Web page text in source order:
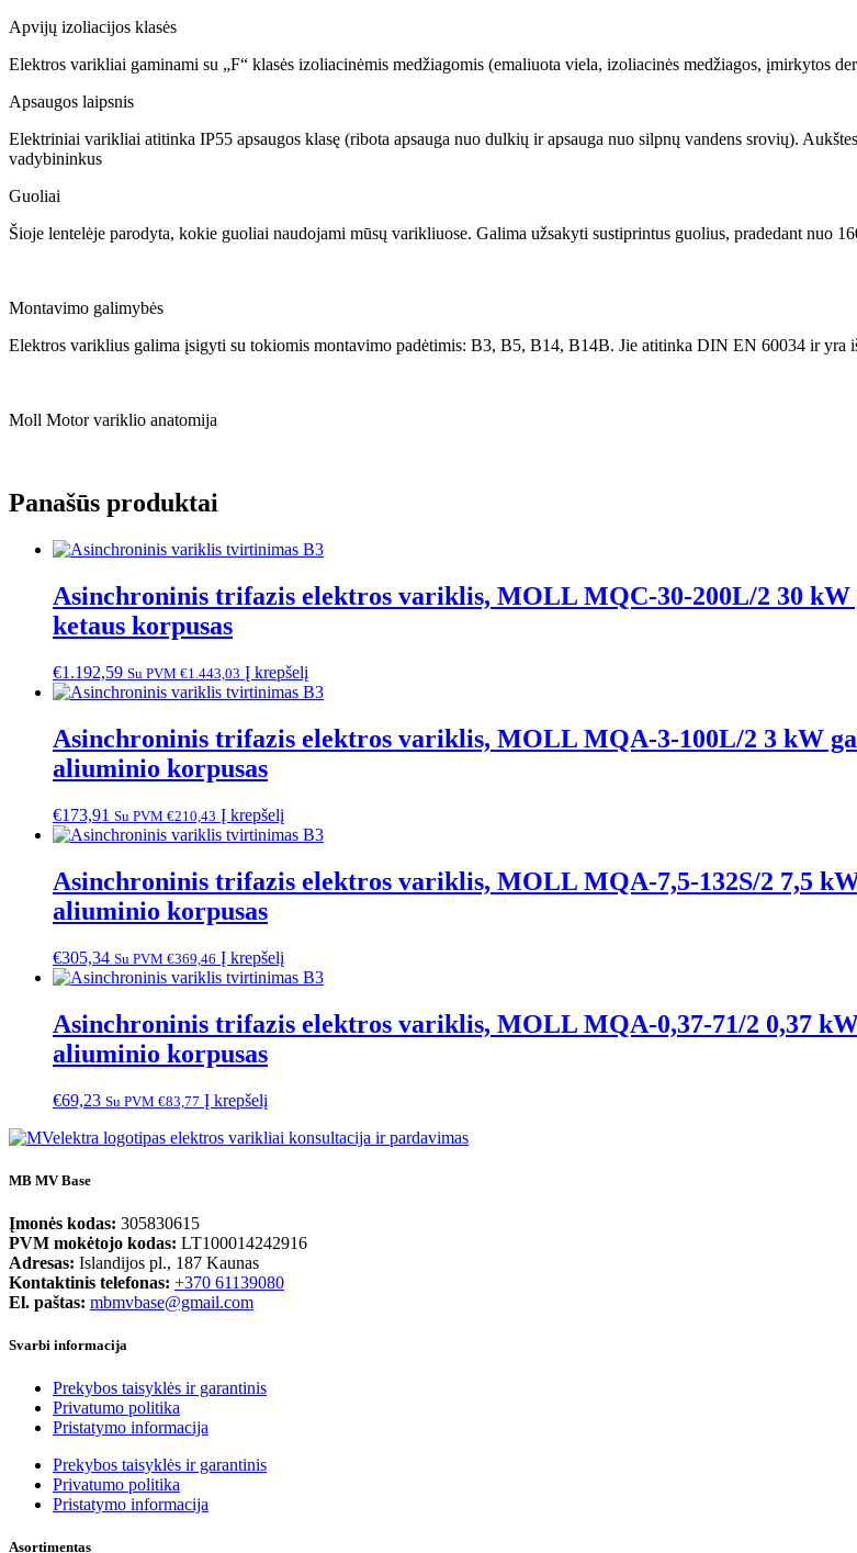
Apvijų izoliacijos klasės
Elektros varikliai gaminami su „F“ klasės izoliacinėmis medžiagomis (emaliuota viela, izoliacinės medžiagos, įmirkytos
Apsaugos laipsnis
Elektriniai varikliai atitinka IP55 apsaugos klasę (ribota apsauga nuo dulkių ir apsauga nuo silpnų vandens srovių).
vadybininkus
Guoliai
Šioje lentelėje parodyta, kokie guoliai naudojami mūsų varikliuose. Galima užsakyti sustiprintus guolius, pradedant nuo
Montavimo galimybės
Elektros variklius galima įsigyti su tokiomis montavimo padėtimis: B3, B5, B14, B14B. Jie atitinka DIN EN 60034 ir yra
Moll Motor variklio anatomija
Panašūs produktai
Asinchroninis trifazis elektros variklis, MOLL MQC-30-200L/2 30 kW
ketaus korpusas
€1.192,59 Su PVM €1.443,03 Į krepšelį
Asinchroninis trifazis elektros variklis, MOLL MQA-3-100L/2 3 kW
aliuminio korpusas
€173,91 Su PVM €210,43 Į krepšelį
Asinchroninis trifazis elektros variklis, MOLL MQA-7,5-132S/2 7,5
aliuminio korpusas
€305,34 Su PVM €369,46 Į krepšelį
Asinchroninis trifazis elektros variklis, MOLL MQA-0,37-71/2 0,37
aliuminio korpusas
€69,23 Su PVM €83,77 Į krepšelį
MB MV Base
Įmonės kodas: 305830615
PVM mokėtojo kodas: LT100014242916
Adresas: Islandijos pl., 187 Kaunas
Kontaktinis telefonas: +370 61139080
El. paštas: mbmvbase@gmail.com
Svarbi informacija
Prekybos taisyklės ir garantinis
Privatumo politika
Pristatymo informacija
Prekybos taisyklės ir garantinis
Privatumo politika
Pristatymo informacija
Asortimentas